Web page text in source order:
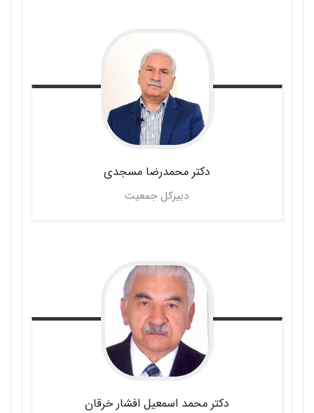
دکتر محمدرضا مسجدی
دبیرکل جمعیت
دکتر محمد اسمعیلافشار خرقان